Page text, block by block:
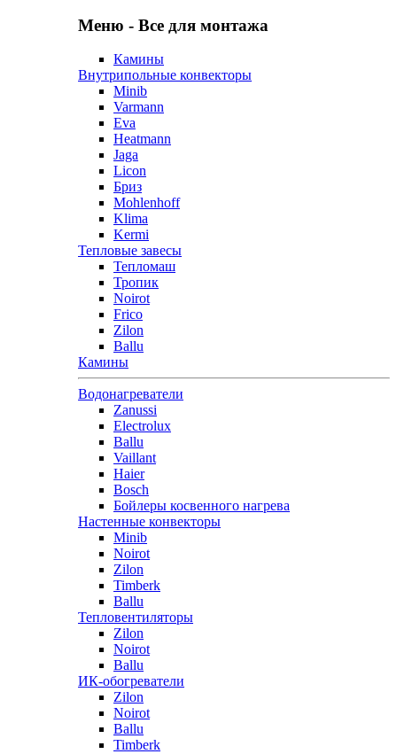
Меню - Все для монтажа
Камины
Внутрипольные конвекторы
Minib
Varmann
Eva
Heatmann
Jaga
Licon
Бриз
Mohlenhoff
Klima
Kermi
Тепловые завесы
Тепломаш
Тропик
Noirot
Frico
Zilon
Ballu
Камины
Водонагреватели
Zanussi
Electrolux
Ballu
Vaillant
Haier
Bosch
Бойлеры косвенного нагрева
Настенные конвекторы
Minib
Noirot
Zilon
Timberk
Ballu
Тепловентиляторы
Zilon
Noirot
Ballu
ИК-обогреватели
Zilon
Noirot
Ballu
Timberk